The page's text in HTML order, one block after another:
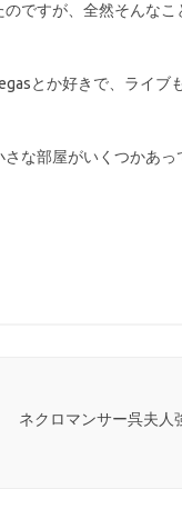
ですが、全然そんな
とか好きで、ライブ
な部屋がいくつかあ
ネクロマンサー呉夫人